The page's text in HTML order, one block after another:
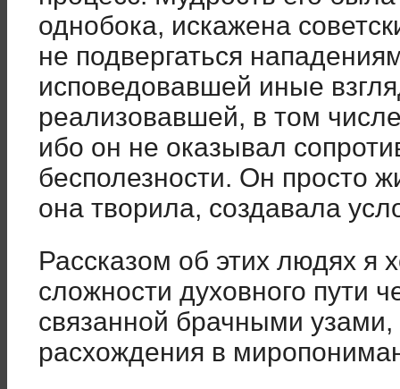
однобока, искажена
не подвергаться
исповедовавшей иные
реализовавшей, в том
ибо он не оказывал
бесполезности. Он просто
она творила, создавала
Рассказом об этих людях я
сложности духовного пути
связанной брачными узами,
расхождения в